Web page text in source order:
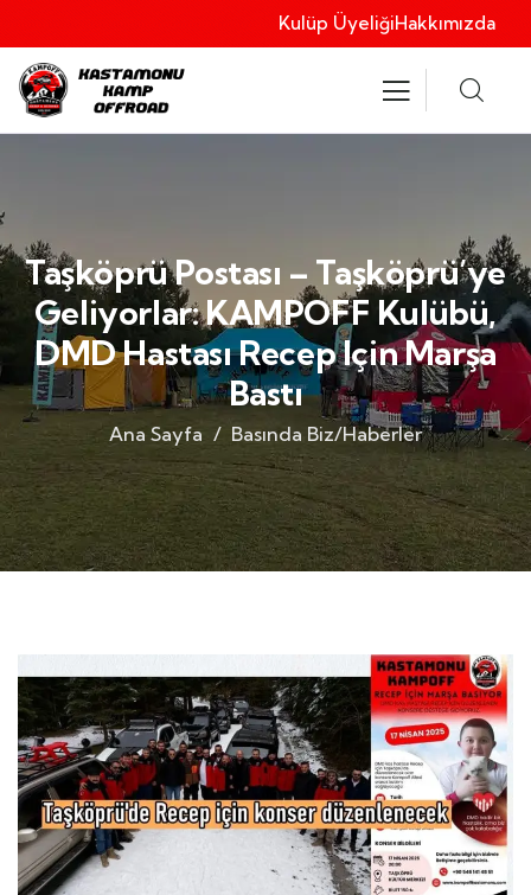
Kulüp ÜyeliğiHakkımızda
Taşköprü Postası – Taşköprü’ye
Geliyorlar: KAMPOFF Kulübü,
DMD Hastası Recep Için Marşa
Bastı
Ana Sayfa Basında Biz/Haberler